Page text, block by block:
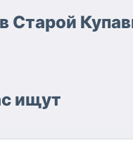
Старой
ищут